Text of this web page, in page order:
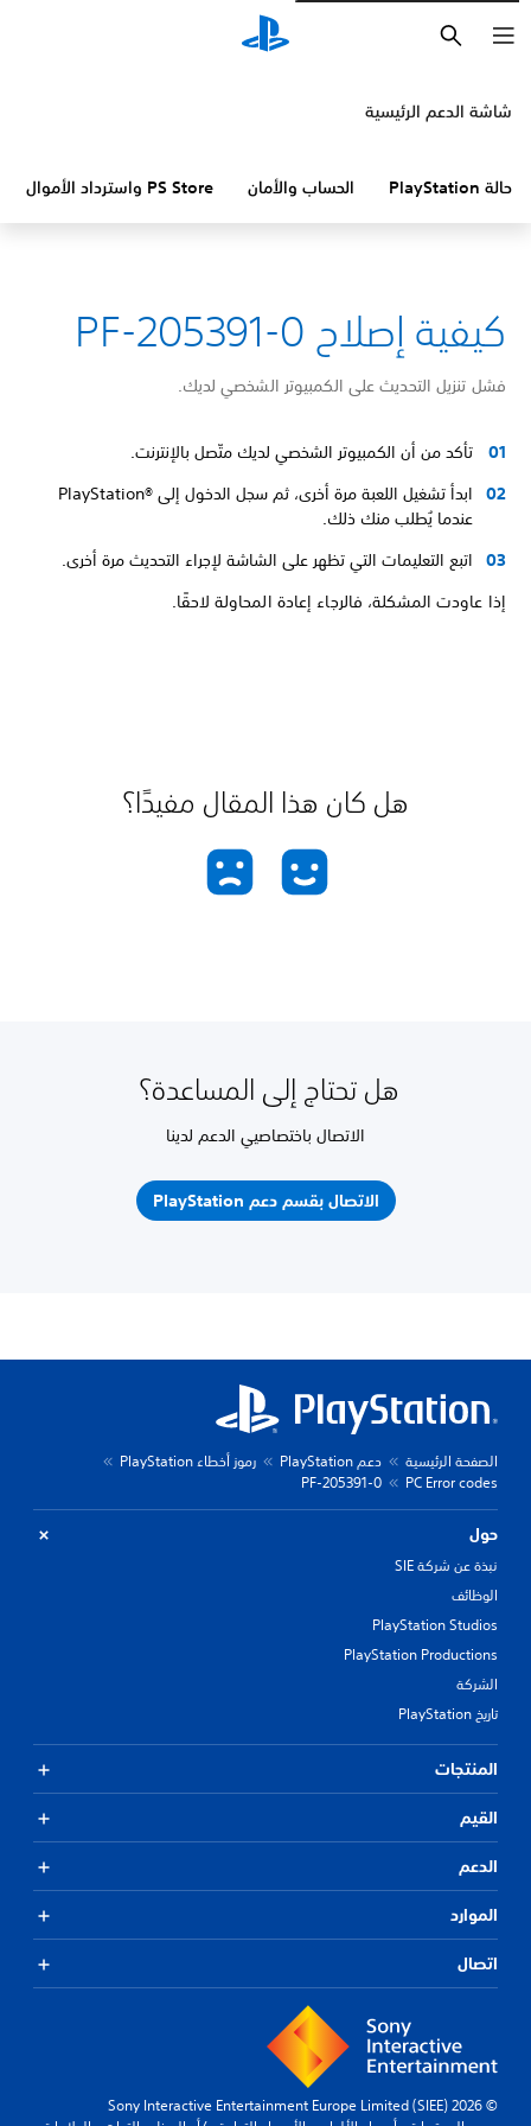
شاشة الدعم الرئيسية
حالة PlayStation الحساب والأمان PS Store واسترداد الأموال
كيفية إصلاح PF-205391-0
فشل تنزيل التحديث على الكمبيوتر الشخصي لديك.
تأكد من أن الكمبيوتر الشخصي لديك متّصل بالإنترنت.
ابدأ تشغيل اللعبة مرة أخرى، ثم سجل الدخول إلى PlayStation®‎
عندما يُطلب منك ذلك.
اتبع التعليمات التي تظهر على الشاشة لإجراء التحديث مرة أخرى.
إذا عاودت المشكلة، فالرجاء إعادة المحاولة لاحقًا.
هل كان هذا المقال مفيدًا؟
هل تحتاج إلى المساعدة؟
الاتصال باختصاصيي الدعم لدينا
الاتصال بقسم دعم PlayStation
الصفحة الرئيسية دعم PlayStation
رموز أخطاء PlayStation
PC Error codes
PF-205391-0
حول
نبذة عن شركة SIE
الوظائف
PlayStation Studios
PlayStation Productions
الشركة
تاريخ PlayStation
المنتجات
القيم
الدعم
الموارد
اتصال
© 2026 Sony Interactive Entertainment Europe Limited (SIEE)